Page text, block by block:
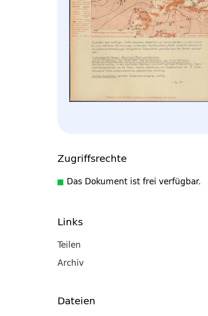
Zugriffsrechte
Das Dokument ist frei verfügbar.
Links
Teilen
Archiv
Dateien